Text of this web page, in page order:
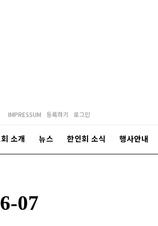
IMPRESSUM 등록하기 로그인
소개 뉴스 한인회 소식 행사안내
07